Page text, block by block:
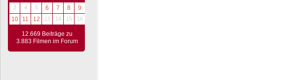
3
4 5 6 7 8
9
10
11 12 13 14 15 16
12.669 Beiträge zu
3.883 Filmen im Forum